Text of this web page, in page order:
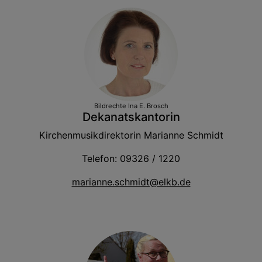
Bildrechte Ina E. Brosch
Dekanatskantorin
Kirchenmusikdirektorin Marianne Schmidt
Telefon: 09326 / 1220
marianne.schmidt@elkb.de